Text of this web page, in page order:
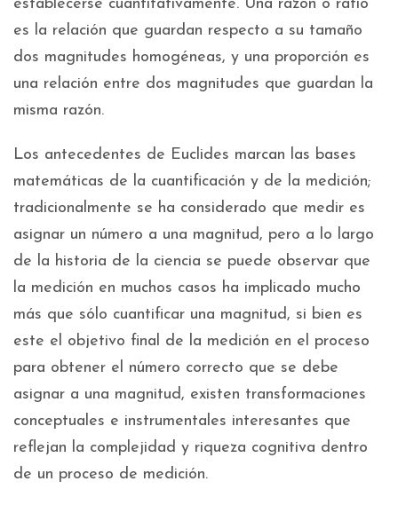
establecerse cuantitativamente. Una razón o ratio
es la relación que guardan respecto a su tamaño
dos magnitudes homogéneas, y una proporción es
una relación entre dos magnitudes que guardan la
misma razón.
Los antecedentes de Euclides marcan las bases
matemáticas de la cuantificación y de la medición;
tradicionalmente se ha considerado que medir es
asignar un número a una magnitud, pero a lo largo
de la historia de la ciencia se puede observar que
la medición en muchos casos ha implicado mucho
más que sólo cuantificar una magnitud, si bien es
este el objetivo final de la medición en el proceso
para obtener el número correcto que se debe
asignar a una magnitud, existen transformaciones
conceptuales e instrumentales interesantes que
reflejan la complejidad y riqueza cognitiva dentro
de un proceso de medición.